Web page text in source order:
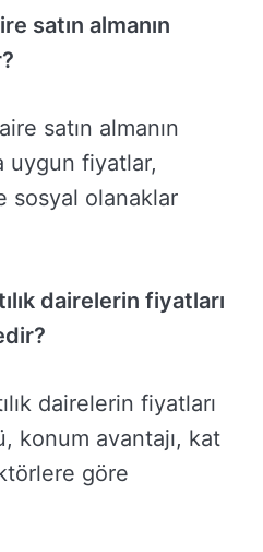
satın almanın
satın almanın
uygun fiyatlar,
sosyal olanaklar
dairelerin fiyatları
dairelerin fiyatları
konum avantajı, kat
göre